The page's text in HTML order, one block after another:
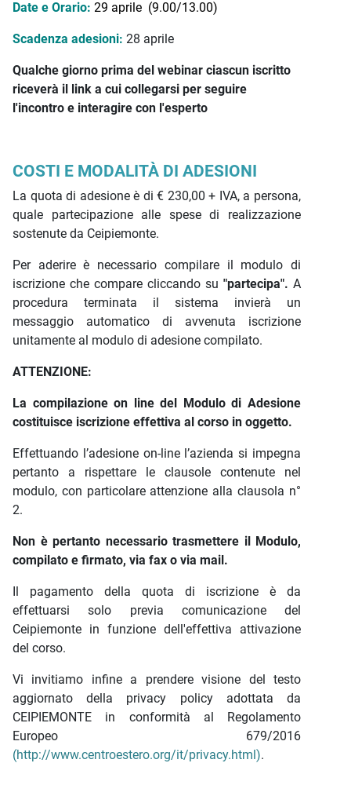
Date e Orario: 29 aprile (9.00/13.00)
Scadenza adesioni: 28 aprile
Qualche giorno prima del webinar ciascun iscritto
riceverà il link a cui collegarsi per seguire
l'incontro e interagire con l'esperto
COSTI E MODALITÀ DI ADESIONI
La quota di adesione è di € 230,00 + IVA, a persona,
quale partecipazione alle spese di realizzazione
sostenute da Ceipiemonte.
Per aderire è necessario compilare il modulo di
iscrizione che compare cliccando su "partecipa". A
procedura terminata il sistema invierà un
messaggio automatico di avvenuta iscrizione
unitamente al modulo di adesione compilato.
ATTENZIONE:
La compilazione on line del Modulo di Adesione
costituisce iscrizione effettiva al corso in oggetto.
Effettuando l’adesione on-line l’azienda si impegna
pertanto a rispettare le clausole contenute nel
modulo, con particolare attenzione alla clausola n°
2.
Non è pertanto necessario trasmettere il Modulo,
compilato e firmato, via fax o via mail.
Il pagamento della quota di iscrizione è da
effettuarsi solo previa comunicazione del
Ceipiemonte in funzione dell'effettiva attivazione
del corso.
Vi invitiamo infine a prendere visione del testo
aggiornato della privacy policy adottata da
CEIPIEMONTE in conformità al Regolamento
Europeo 679/2016
(http://www.centroestero.org/it/privacy.html).